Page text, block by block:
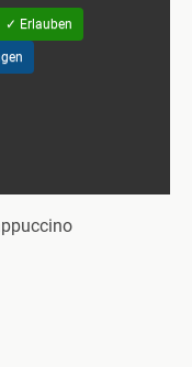
✓ Erlauben